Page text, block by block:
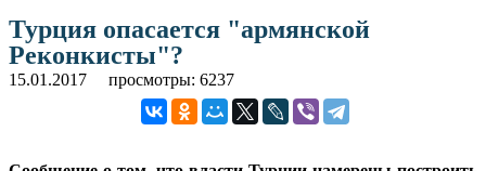
Турция опасается "армянской
Реконкисты"?
15.01.2017 просмотры: 6237